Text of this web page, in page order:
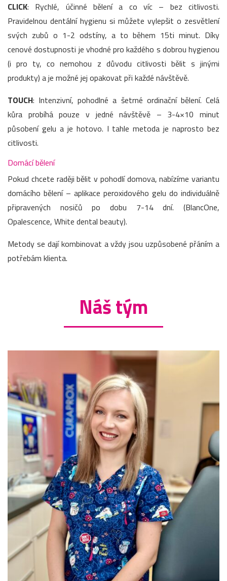
CLICK: Rychlé, účinné bělení a co víc – bez citlivosti.
Pravidelnou dentální hygienu si můžete vylepšit o zesvětlení
svých zubů o 1-2 odstíny, a to během 15ti minut. Díky
cenové dostupnosti je vhodné pro každého s dobrou hygienou
(i pro ty, co nemohou z důvodu citlivosti bělit s jinými
produkty) a je možné jej opakovat při každé návštěvě.
TOUCH: Intenzivní, pohodlné a šetrné ordinační bělení. Celá
kůra probíhá pouze v jedné návštěvě – 3-4×10 minut
působení gelu a je hotovo. I tahle metoda je naprosto bez
citlivosti.
Domácí bělení
Pokud chcete raději bělit v pohodlí domova, nabízíme variantu
domácího bělení – aplikace peroxidového gelu do individuálně
připravených nosičů po dobu 7-14 dní. (BlancOne,
Opalescence, White dental beauty).
Metody se dají kombinovat a vždy jsou uzpůsobené přáním a
potřebám klienta.
Náš tým